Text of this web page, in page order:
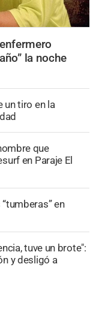
la noche
un tiro en la
que
en Paraje El
en
tuve un brote":
y desligó a